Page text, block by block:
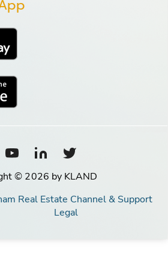
© 2026 by KLAND
Real Estate Channel & Support
Legal